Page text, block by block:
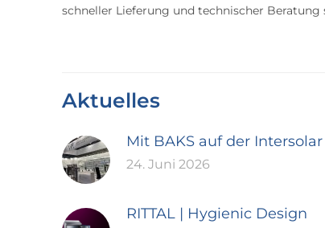
schneller Lieferung und technischer
Aktuelles
Mit BAKS auf der Intersolar
24. Juni 2026
RITTAL | Hygienic Design